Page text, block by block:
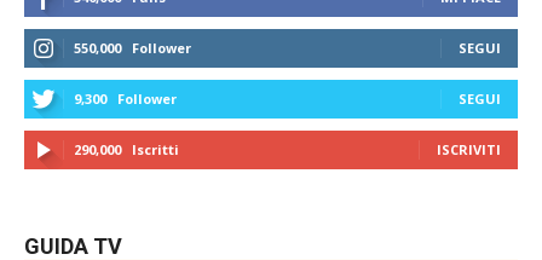
550,000 Follower SEGUI
9,300 Follower SEGUI
290,000 Iscritti ISCRIVITI
GUIDA TV